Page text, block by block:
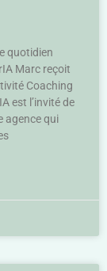
quotidien
Marc reçoit
Coaching
est l’invité de
agence qui